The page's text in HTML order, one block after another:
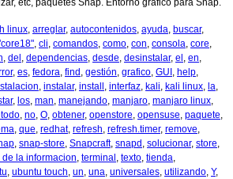
etc, paquetes Snap. Entorno gráfico para Snap.
linux, arreglar, autocontenidos, ayuda, buscar,
, cli, comandos, como, con, consola, core,
, del , dependencias, desde, desinstalar, el , en,
, es, fedora, find , gestión, grafico, GUI , help,
, instalar, install , interfaz, kali, kali linux, la,
, los, man, manejando, manjaro, manjaro linux,
, no, O, obtener, openstore, opensuse, paquete,
, que, redhat, refresh, refresh.timer, remove,
, snap-store, Snapcraft, snapd , solucionar, store,
la informacion, terminal , texto, tienda,
, ubuntu touch, un, una, universales, utilizando, Y,